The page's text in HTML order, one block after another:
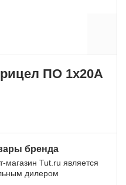
ПО 1х20А
бренда
магазин Tut.ru является
дилером